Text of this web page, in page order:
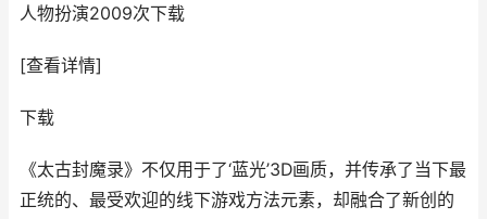
人物扮演2009次下载
[查看详情]
下载
《太古封魔录》不仅用于了‘蓝光’3D画质，并传承了当下最
正统的、最受欢迎的线下游戏方法元素，却融合了新创的